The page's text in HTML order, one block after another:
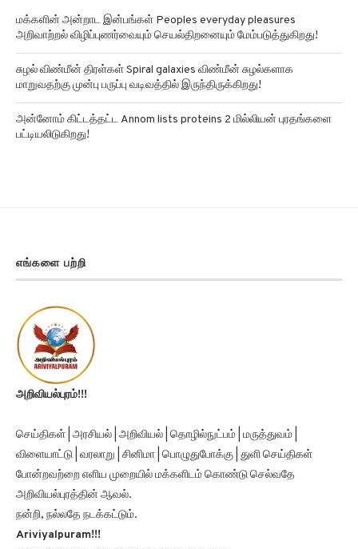
அறிவாற்றல் விழிப்புணர்வையும் செயல்திறனையும் மேம்படுத்துகிறது!
சுழல் விண்மீன் திரள்கள் Spiral galaxies விண்மீன் சுழல்களாக
மாறுவதற்கு முன்பு பருப்பு வடிவத்தில் இருந்திருக்கிறது!
அன்னோம் கிட்டத்தட்ட Annom lists proteins 2 மில்லியன் புரதங்களை
பட்டியலிடுகிறது!
அறிவியல்புரம்!!!
விளையாட்டு | வரலாறு | சினிமா | பொழுதுபோக்கு | துளி செய்திகள்
போன்றவற்றை எளிய முறையில் மக்களிடம் கொண்டு செல்வதே
அறிவியல்புரத்தின் ஆவல்.
நன்றி, நல்லதே நடக்கட்டும்.
Ariviyalpuram!!!
A Tamil YouTube Media Channel Focusing on,